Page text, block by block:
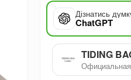
Дізнатись
ChatGPT
TIDING